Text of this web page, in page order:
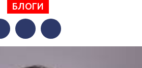
БЛОГИ
TwitterTelegram